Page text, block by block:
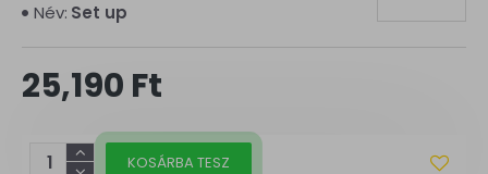
25,190 Ft
Név: Set up
KOSÁRBA TESZ